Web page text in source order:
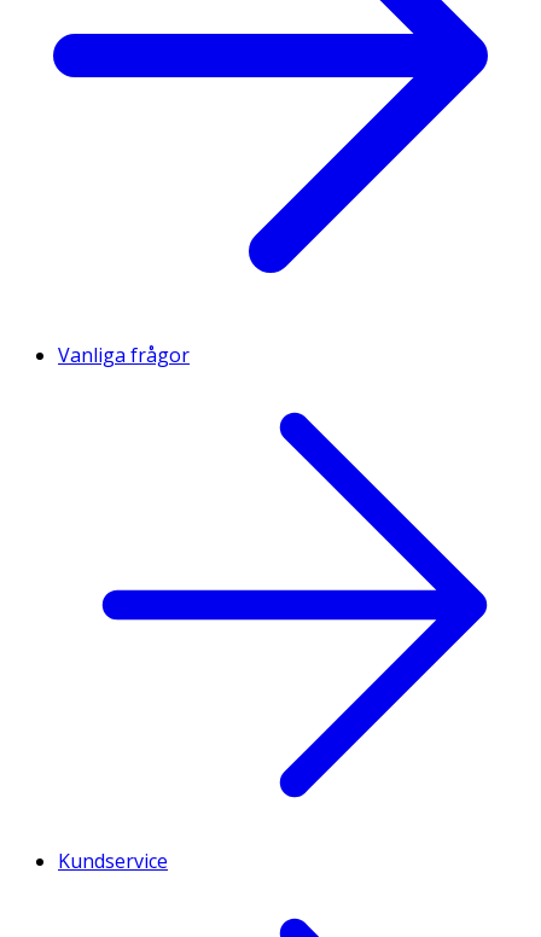
Vanliga frågor
Kundservice